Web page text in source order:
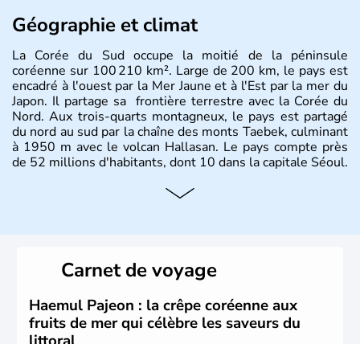
Géographie et climat
La Corée du Sud occupe la moitié de la péninsule
coréenne sur 100 210 km². Large de 200 km, le pays est
encadré à l'ouest par la Mer Jaune et à l'Est par la mer du
Japon. Il partage sa frontière terrestre avec la Corée du
Nord. Aux trois-quarts montagneux, le pays est partagé
du nord au sud par la chaîne des monts Taebek, culminant
à 1950 m avec le volcan Hallasan. Le pays compte près
de 52 millions d'habitants, dont 10 dans la capitale Séoul.
Histoire et administration
christianisme et le bouddhisme en sont les deux
principales religions. Ce pays partage sa culture avec la
Corée du Nord. Les Jeux Olympiques s’y sont déroulés en
1988, de même que la Coupe du Monde de football en
2002, en collaboration avec le Japon.
Carnet de voyage
Haemul Pajeon : la crêpe coréenne aux
fruits de mer qui célèbre les saveurs du